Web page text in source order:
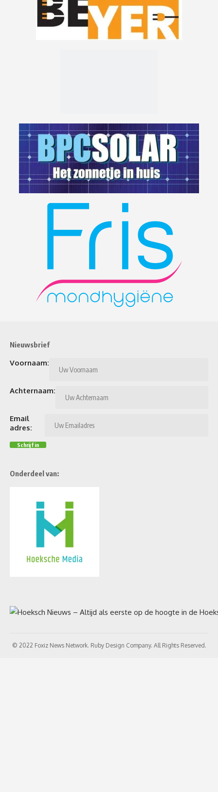
Nieuwsbrief
Voornaam:
Achternaam:
Email
adres:
Onderdeel van:
© 2022 Foxiz News Network. Ruby Design Company. All Rights Reserved.